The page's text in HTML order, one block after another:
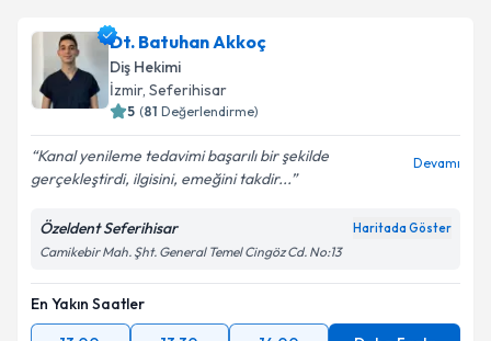
Dt. Batuhan Akkoç
Diş Hekimi
İzmir, Seferihisar
5 (81 Değerlendirme)
Kanal yenileme tedavimi başarılı bir şekilde
gerçekleştirdi, ilgisini, emeğini takdir...
Devamı
Özeldent Seferihisar Haritada Göster
Camikebir Mah. Şht. General Temel Cingöz Cd. No:13
En Yakın Saatler